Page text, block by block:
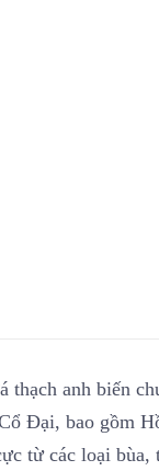
thạch anh biến
Đại, bao gồm
từ các loại bùa,